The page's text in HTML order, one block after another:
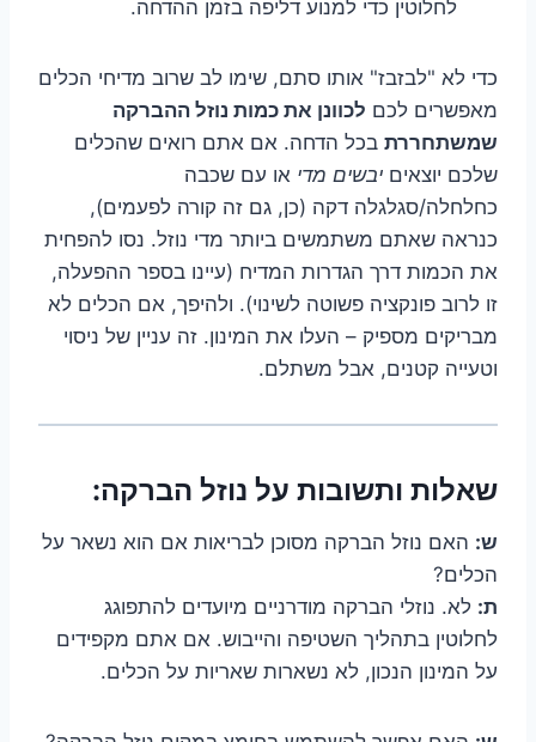
לחלוטין כדי למנוע דליפה בזמן ההדחה.
כדי לא "לבזבז" אותו סתם, שימו לב שרוב מדיחי הכלים
מאפשרים לכם לכוונן את כמות נוזל ההברקה
שמשתחררת בכל הדחה. אם אתם רואים שהכלים
שלכם יוצאים יבשים מדי או עם שכבה
כחלחלה/סגלגלה דקה (כן, גם זה קורה לפעמים),
כנראה שאתם משתמשים ביותר מדי נוזל. נסו להפחית
את הכמות דרך הגדרות המדיח (עיינו בספר ההפעלה,
זו לרוב פונקציה פשוטה לשינוי). ולהיפך, אם הכלים לא
מבריקים מספיק – העלו את המינון. זה עניין של ניסוי
וטעייה קטנים, אבל משתלם.
שאלות ותשובות על נוזל הברקה:
ש: האם נוזל הברקה מסוכן לבריאות אם הוא נשאר על
הכלים?
ת: לא. נוזלי הברקה מודרניים מיועדים להתפוגג
לחלוטין בתהליך השטיפה והייבוש. אם אתם מקפידים
על המינון הנכון, לא נשארות שאריות על הכלים.